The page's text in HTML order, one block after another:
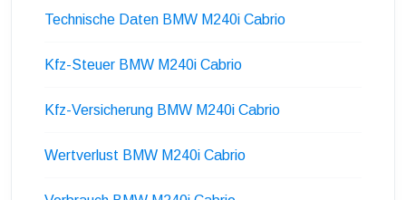
Technische Daten BMW M240i Cabrio
Kfz-Steuer BMW M240i Cabrio
Kfz-Versicherung BMW M240i Cabrio
Wertverlust BMW M240i Cabrio